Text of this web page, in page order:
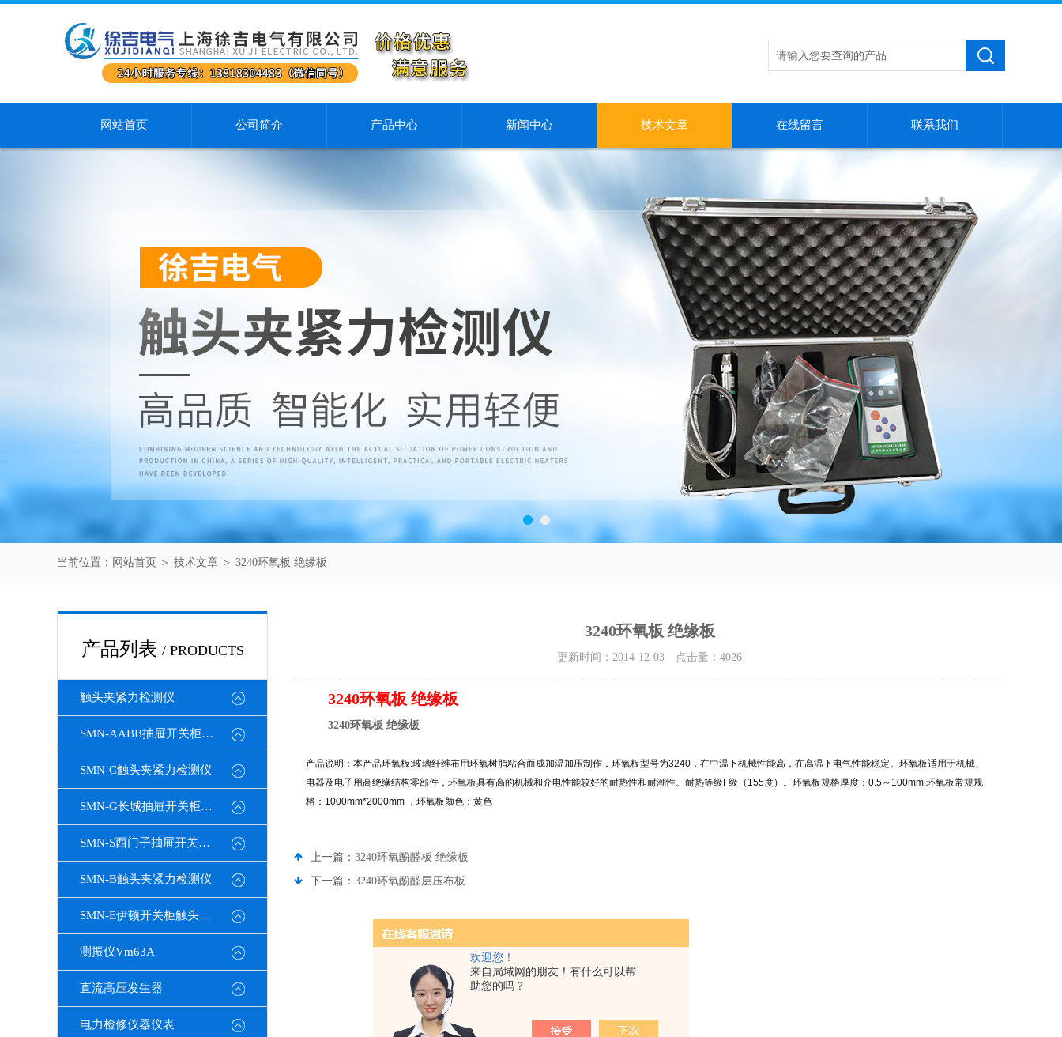
欢迎您！
来自局域网的朋友！有什么可以帮
助您的吗？
网站首页 公司简介 产品中心 新闻中心 技术文章 在线留言 联系我们
当前位置： 网站首页 ＞ 技术文章 ＞ 3240环氧板 绝缘板
产品列表 / PRODUCTS
触头夹紧力检测仪
SMN-AABB抽屉开关柜触头夹紧力检测仪
SMN-C触头夹紧力检测仪
SMN-G长城抽屉开关柜触头夹紧力检测仪
SMN-S西门子抽屉开关柜触头夹紧力检测仪
SMN-B触头夹紧力检测仪
SMN-E伊顿开关柜触头夹紧力检测仪
测振仪Vm63A
直流高压发生器
电力检修仪器仪表
3240环氧板 绝缘板
更新时间：2014-12-03 点击量： 4026
3240环氧板 绝缘板
3240环氧板 绝缘板
产品说明：本产品环氧板:玻璃纤维布用环氧树脂粘合而成加温加压制作，环氧板型号为3240，在中温下机械性能高，在高温下电气性能稳定。环氧板适用于机械、
电器及电子用高绝缘结构零部件，环氧板具有高的机械和介电性能较好的耐热性和耐潮性。耐热等级F级（155度）。环氧板规格厚度：0.5～100mm 环氧板常规规
格：1000mm*2000mm ，环氧板颜色：黄色
上一篇： 3240环氧酚醛板 绝缘板
下一篇： 3240环氧酚醛层压布板